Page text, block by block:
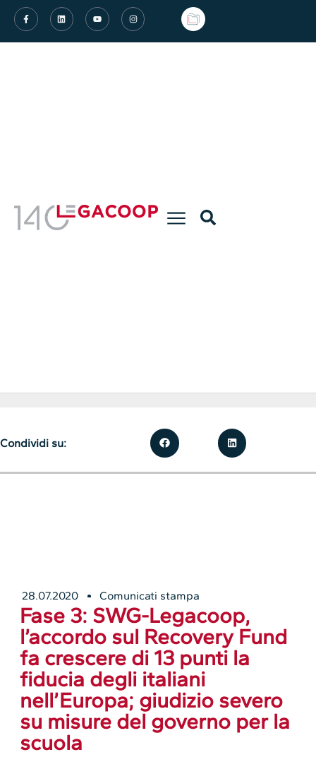
28.07.2020 Comunicati stampa
Fase 3: SWG-Legacoop,
l’accordo sul Recovery Fund
fa crescere di 13 punti la
fiducia degli italiani
nell’Europa; giudizio severo
su misure del governo per la
scuola
Condividi su: